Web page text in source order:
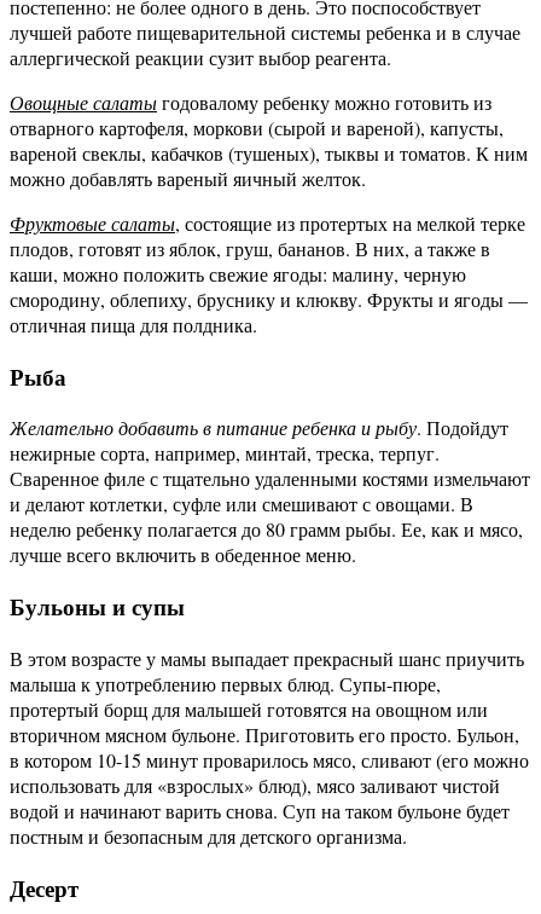
постепенно: не более одного в день. Это поспособствует
лучшей работе пищеварительной системы ребенка и в случае
аллергической реакции сузит выбор реагента.
Овощные салатыгодовалому ребенку можно готовить из
отварного картофеля, моркови (сырой и вареной), капусты,
вареной свеклы, кабачков (тушеных), тыквы и томатов. К ним
можно добавлять вареный яичный желток.
Фруктовые салаты, состоящие из протертых на мелкой терке
плодов, готовят из яблок, груш, бананов. В них, а также в
каши, можно положить свежие ягоды: малину, черную
смородину, облепиху, бруснику и клюкву. Фрукты и ягоды —
отличная пища для полдника.
Рыба
Желательно добавить в питание ребенка и рыбу. Подойдут
нежирные сорта, например, минтай, треска, терпуг.
Сваренное филе с тщательно удаленными костями измельчают
и делают котлетки, суфле или смешивают с овощами. В
неделю ребенку полагается до 80 грамм рыбы. Ее, как и мясо,
лучше всего включить в обеденное меню.
Бульоны и супы
В этом возрасте у мамы выпадает прекрасный шанс приучить
малыша к употреблению первых блюд. Супы-пюре,
протертый борщ для малышей готовятся на овощном или
вторичном мясном бульоне. Приготовить его просто. Бульон,
в котором 10-15 минут проварилось мясо, сливают (его можно
использовать для «взрослых» блюд), мясо заливают чистой
водой и начинают варить снова. Суп на таком бульоне будет
постным и безопасным для детского организма.
Десерт